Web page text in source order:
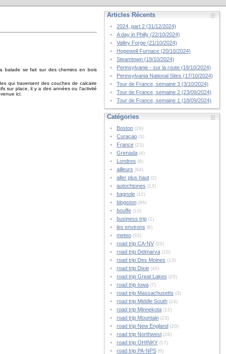
balade se fait sur des chemins en bois
qui traversent des couches de calcaire
sur place, il y a des années ou l'activité
ici.
Articles Récents
2024, part 2 (31/12/2024)
A day in Philly (22/10/2024)
Valley Forge (21/10/2024)
Hopewell Furnace (20/10/2024)
Steamtown (19/10/2024)
Pennsylvanie - sur la route (18/10/2024)
Pennsylvania National Sites (17/10/2024)
Tour de France, semaine 3 (3/10/2024)
Tour de France, semaine 2 (23/09/2024)
Tour de France, semaine 1 (18/09/2024)
Catégories
Boston(29)
Curaçao(3)
France(23)
Grenada(4)
Londres (6)
ailleurs (84)
aller plus haut(2)
autochtones (13)
bagnole(12)
blogston(86)
bouffe(10)
business trip(1)
les environs (8)
meteo(33)
road trip CA-NV(20)
road trip Delmarva(10)
road trip Des Moines (13)
road trip Dixie(40)
road trip Great Lakes (25)
road trip Iowa(7)
road trip Massachusetts (3)
road trip Middle South(24)
road trip Minnekota(12)
road trip Mountain(23)
road trip New England (20)
road trip Northwest(26)
road trip OHINKY(17)
road trip PA-NPS(6)